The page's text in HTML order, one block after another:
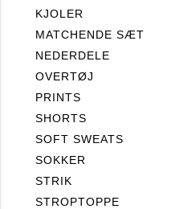
KJOLER
MATCHENDE SÆT
NEDERDELE
OVERTØJ
PRINTS
SHORTS
SOFT SWEATS
SOKKER
STRIK
STROPTOPPE